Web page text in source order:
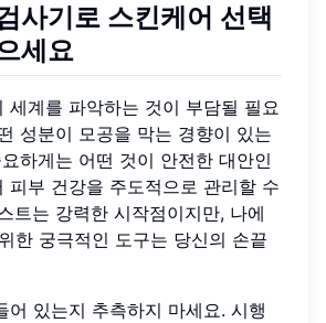
사기로 스킨케어 선택
세요
세계를 파악하는 것이 부담될 필요
성분이 모공을 막는 경향이 있는
하게는 어떤 것이 안전한 대안인
피부 건강을 주도적으로 관리할 수
트는 강력한 시작점이지만, 나에
한 궁극적인 도구는 당신의 손끝
어 있는지 추측하지 마세요. 시행